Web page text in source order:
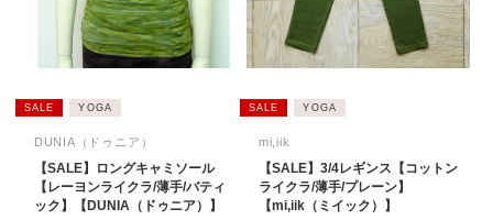
SALE YOGA
DUNIA（ドゥニア）
【SALE】ロングキャミソール
【レーヨンライクラ/薄手/バティ
ック】【DUNIA（ドゥニア）】
SALE YOGA
mi,iik
【SALE】3/4レギンス【コットン
ライクラ/薄手/プレーン】
【mi,iik（ミイック）】